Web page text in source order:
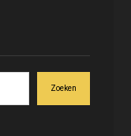
Zoeken